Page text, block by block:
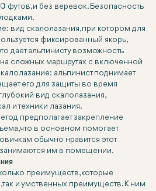
футов, и без веревок. Безопасность
вид скалолазания, при котором для
фиксированный якорь,
дает альпинисту возможность
сложных маршрутах с включенной
альпинист поднимает
его для защиты во время
вид скалолазания,
и техники лазания.
предполагает закрепление
что в основном помогает
обычно нравится этот
занимаются им в помещении.
преимуществ, которые
так и умственных преимуществ. К ним